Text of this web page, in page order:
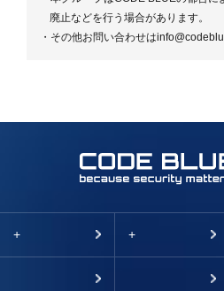
CODE BLUE 2022 -Hybrid - 本年の講演
ークセキュリティについて」他
CODE BLUE 2022 -Hybrid - 2022年10
(リアル/バーチャル)で開催決定！会場は
スホール「Dragon Gate」！
廃止などを行う場合があります。
・その他お問い合わせは
+ +